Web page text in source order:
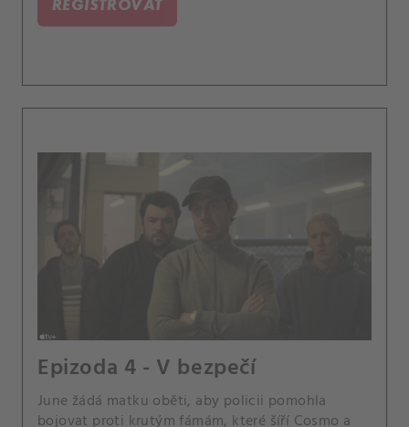
Epizoda 4 - V bezpečí
June žádá matku oběti, aby policii pomohla
bojovat proti krutým fámám, které šíří Cosmo a